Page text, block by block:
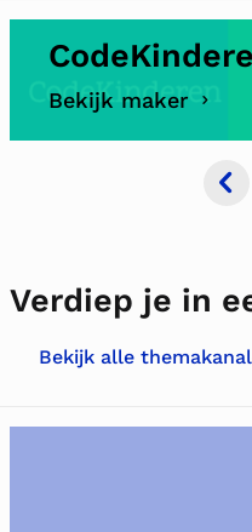
Bekijk maker
Verdiep je in
Bekijk alle